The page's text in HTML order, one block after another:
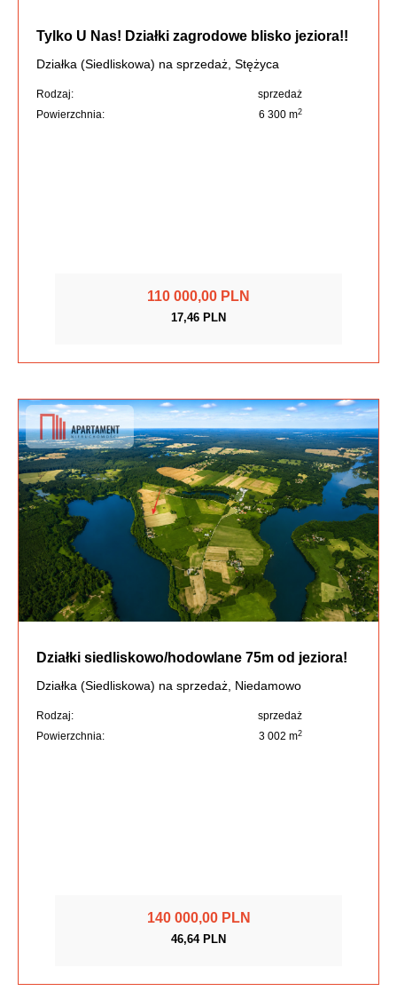
Tylko U Nas! Działki zagrodowe blisko jeziora!!
Działka (Siedliskowa) na sprzedaż, Stężyca
Rodzaj:
sprzedaż
Powierzchnia:
6 300 m2
110 000,00 PLN
17,46 PLN
Działki siedliskowo/hodowlane 75m od jeziora!
Działka (Siedliskowa) na sprzedaż, Niedamowo
Rodzaj:
sprzedaż
Powierzchnia:
3 002 m2
140 000,00 PLN
46,64 PLN